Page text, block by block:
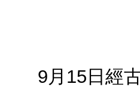
9月15日經古